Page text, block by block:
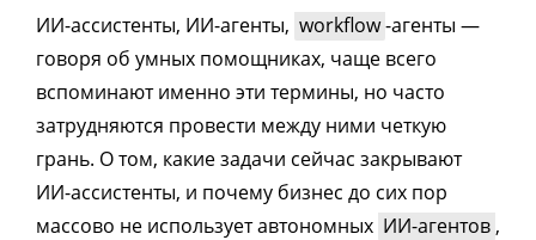
ИИ-ассистенты, ИИ-агенты, workflow-агенты —
говоря об умных помощниках, чаще всего
вспоминают именно эти термины, но часто
затрудняются провести между ними четкую
грань. О том, какие задачи сейчас закрывают
ИИ-ассистенты, и почему бизнес до сих пор
массово не использует автономных ИИ-агентов ,